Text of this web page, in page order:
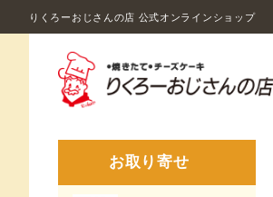
りくろーおじさんの店 公式オンラインショップ
お取り寄せ